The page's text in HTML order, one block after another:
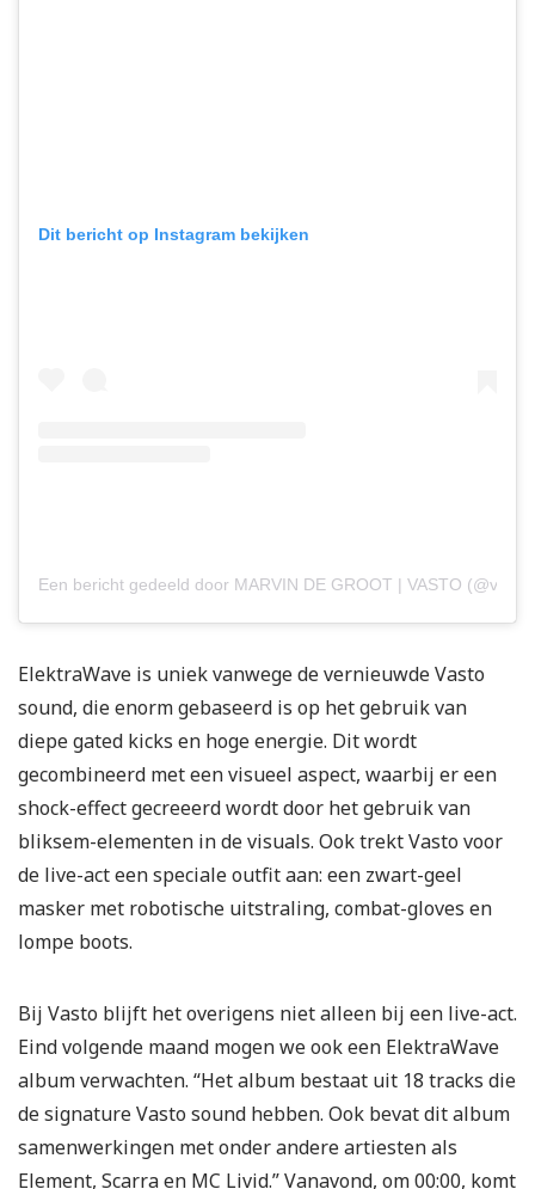
Dit bericht op Instagram bekijken
Een bericht gedeeld door MARVIN DE GROOT | VASTO
ElektraWave is uniek vanwege de vernieuwde Vasto
sound, die enorm gebaseerd is op het gebruik van
diepe gated kicks en hoge energie. Dit wordt
gecombineerd met een visueel aspect, waarbij er een
shock-effect gecreeerd wordt door het gebruik van
bliksem-elementen in de visuals. Ook trekt Vasto voor
de live-act een speciale outfit aan: een zwart-geel
masker met robotische uitstraling, combat-gloves en
lompe boots.
Bij Vasto blijft het overigens niet alleen bij een live-act.
Eind volgende maand mogen we ook een ElektraWave
album verwachten. “Het album bestaat uit 18 tracks die
de signature Vasto sound hebben. Ook bevat dit album
samenwerkingen met onder andere artiesten als
Element, Scarra en MC Livid.” Vanavond, om 00:00, komt